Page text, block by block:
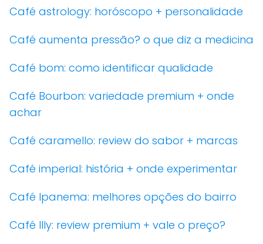
Café astrology: horóscopo + personalidade
Café aumenta pressão? o que diz a medicina
Café bom: como identificar qualidade
Café Bourbon: variedade premium + onde
achar
Café caramello: review do sabor + marcas
Café imperial: história + onde experimentar
Café Ipanema: melhores opções do bairro
Café Illy: review premium + vale o preço?